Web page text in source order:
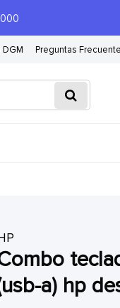
Preguntas
con cable
a) hp